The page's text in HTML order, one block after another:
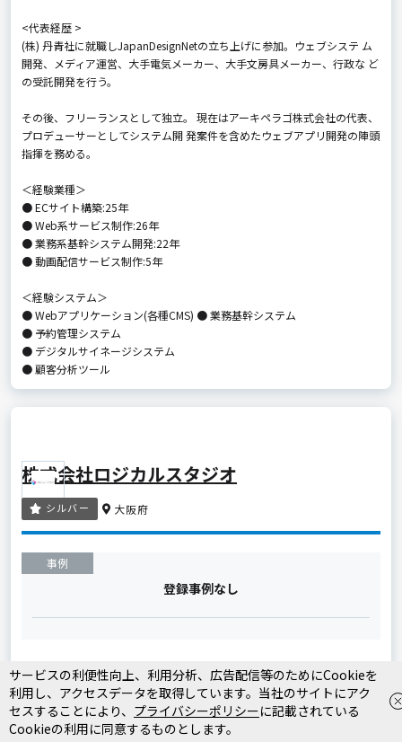
<代表経歴 >
(株) 丹青社に就職しJapanDesignNetの立ち上げに参加。ウェブシステ ム
開発、メディア運営、大手電気メーカー、大手文房具メーカー、行政な ど
の受託開発を行う。
その後、フリーランスとして独立。 現在はアーキペラゴ株式会社の代表、
プロデューサーとしてシステム開 発案件を含めたウェブアプリ開発の陣頭
指揮を務める。
＜経験業種＞
● ECサイト構築:25年
● Web系サービス制作:26年
● 業務系基幹システム開発:22年
● 動画配信サービス制作:5年
＜経験システム＞
● Webアプリケーション(各種CMS) ● 業務基幹システム
● 予約管理システム
● デジタルサイネージシステム
● 顧客分析ツール
株式会社ロジカルスタジオ
シルバー 大阪府
事例
登録事例なし
コンピュータ・ソフトウェア開発、販売及び情報処理サービス業務 コンピ
ュータのシステム利用に関するコンサルタント業務 コンピュータのシステ
ムまたはプログラムの設計技術者の派遣 Webに関わるサイト・コンテン
ツ・プロダクトの企画・制作・システム...
サービスの利便性向上、利用分析、広告配信等のためにCookieを
利用し、アクセスデータを取得しています。当社のサイトにアク
セスすることにより、 プライバシーポリシーに記載されている
Cookieの利用に同意するものとします。